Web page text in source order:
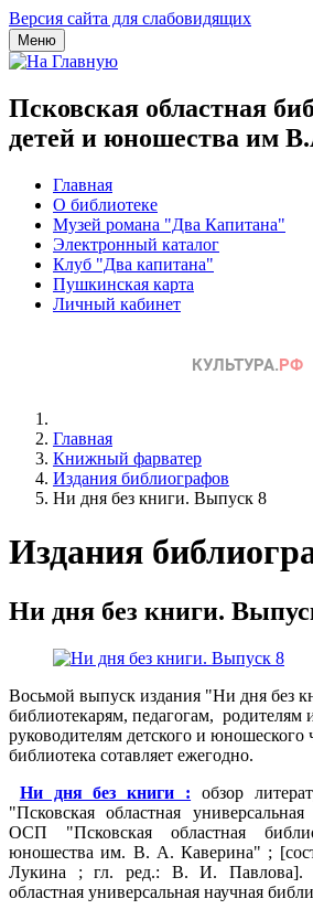
Версия сайта для слабовидящих
Меню
Псковская областная
детей и юношества им
Главная
О библиотеке
Музей романа "Два Капитана"
Электронный каталог
Клуб "Два капитана"
Пушкинская карта
Личный кабинет
Главная
Книжный фарватер
Издания библиографов
Ни дня без книги. Выпуск 8
Издания
Ни дня без книги.
Восьмой выпуск издания "Ни дня без
библиотекарям, педагогам, родителям
руководителям детского и юношеского
библиотека сотавляет ежегодно.
Ни дня без книги : обзор
"Псковская областная
ОСП "Псковская областная
юношества им. В. А. Каверина" ;
Лукина ; гл. ред.: В. И. Павлова].
областная универсальная научная